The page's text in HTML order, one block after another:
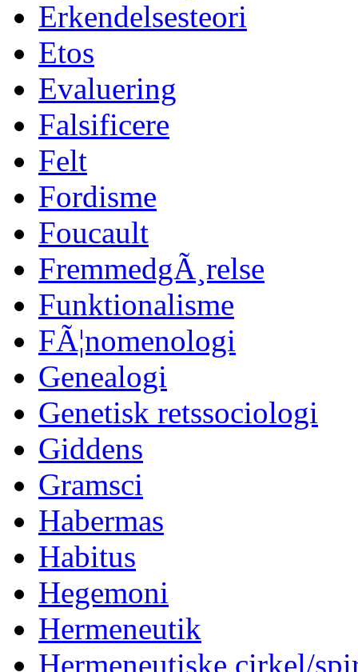
Erkendelsesteori
Etos
Evaluering
Falsificere
Felt
Fordisme
Foucault
FremmedgÃ¸relse
Funktionalisme
FÃ¦nomenologi
Genealogi
Genetisk retssociologi
Giddens
Gramsci
Habermas
Habitus
Hegemoni
Hermeneutik
Hermeneutiske cirkel/